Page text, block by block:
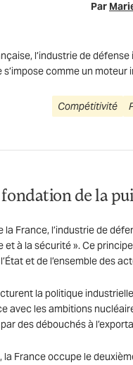
Par
l’industrie de
comme un
Compétitivité
de la
la France, l’industrie de
à la sécurité ». Ce
et de l’ensemble des
la politique
avec les ambitions
des débouchés à
France occupe le